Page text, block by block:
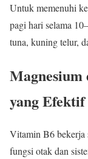
Untuk memenuhi
pagi hari selama
tuna, kuning telur,
yang Efektif
Vitamin B6 bekerja
fungsi otak dan